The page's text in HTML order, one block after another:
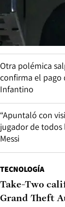
Otra polémica
confirma el pago
Infantino
“Apuntaló con
jugador de todos
Messi
TECNOLOGÍA
Take-Two
Grand Theft